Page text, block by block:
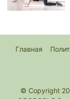
Главная
© Copyright